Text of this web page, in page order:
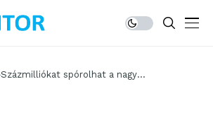
Százmilliókat spórolhat a nagy